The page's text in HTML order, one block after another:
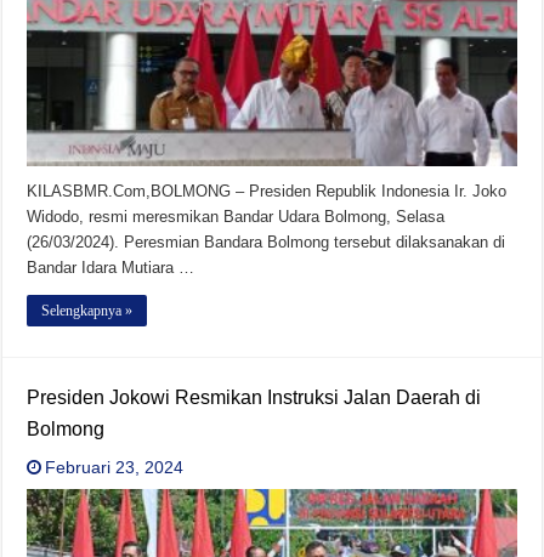
KILASBMR.Com,BOLMONG – Presiden Republik Indonesia Ir. Joko
Widodo, resmi meresmikan Bandar Udara Bolmong, Selasa
(26/03/2024). Peresmian Bandara Bolmong tersebut dilaksanakan di
Bandar Idara Mutiara …
Selengkapnya »
Presiden Jokowi Resmikan Instruksi Jalan Daerah di
Bolmong
Februari 23, 2024